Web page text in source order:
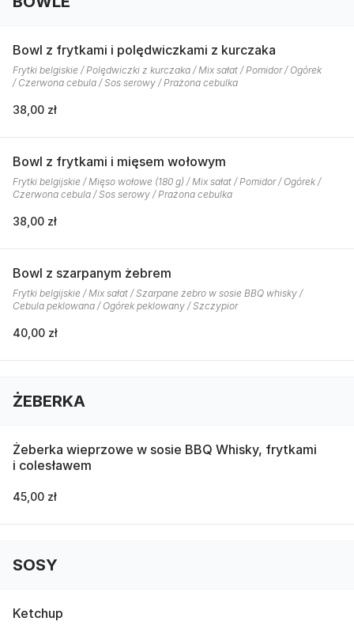
Bowl z frytkami i polędwiczkami z kurczaka
Frytki belgiskie / Polędwiczki z kurczaka / Mix sałat / Pomidor / Ogórek
/ Czerwona cebula / Sos serowy / Prażona cebulka
38,00 zł
Bowl z frytkami i mięsem wołowym
Frytki belgijskie / Mięso wołowe (180 g) / Mix sałat / Pomidor / Ogórek /
Czerwona cebula / Sos serowy / Prażona cebulka
38,00 zł
Bowl z szarpanym żebrem
Frytki belgijskie / Mix sałat / Szarpane żebro w sosie BBQ whisky /
Cebula peklowana / Ogórek peklowany / Szczypior
40,00 zł
ŻEBERKA
Żeberka wieprzowe w sosie BBQ Whisky, frytkami
i colesławem
45,00 zł
SOSY
Ketchup